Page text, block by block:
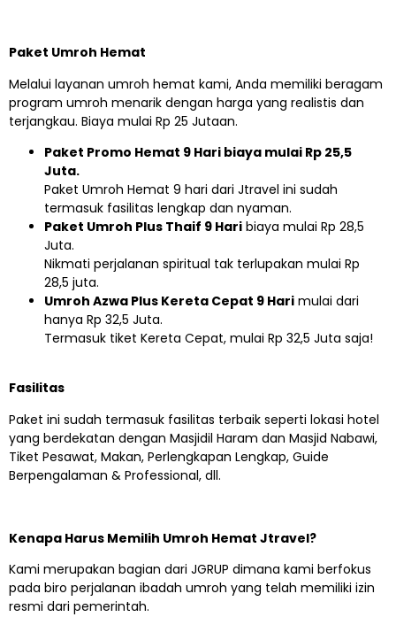
Paket Umroh Hemat
Melalui layanan umroh hemat kami, Anda memiliki beragam
program umroh menarik dengan harga yang realistis dan
terjangkau. Biaya mulai Rp 25 Jutaan.
Paket Promo Hemat 9 Hari biaya mulai Rp 25,5
Juta.
Paket Umroh Hemat 9 hari dari Jtravel ini sudah
termasuk fasilitas lengkap dan nyaman.
Paket Umroh Plus Thaif 9 Hari biaya mulai Rp 28,5
Juta.
Nikmati perjalanan spiritual tak terlupakan mulai Rp
28,5 juta.
Umroh Azwa Plus Kereta Cepat 9 Hari mulai dari
hanya Rp 32,5 Juta.
Termasuk tiket Kereta Cepat, mulai Rp 32,5 Juta saja!
Fasilitas
Paket ini sudah termasuk fasilitas terbaik seperti lokasi hotel
yang berdekatan dengan Masjidil Haram dan Masjid Nabawi,
Tiket Pesawat, Makan, Perlengkapan Lengkap, Guide
Berpengalaman & Professional, dll.
Kenapa Harus Memilih Umroh Hemat Jtravel?
Kami merupakan bagian dari JGRUP dimana kami berfokus
pada biro perjalanan ibadah umroh yang telah memiliki izin
resmi dari pemerintah.